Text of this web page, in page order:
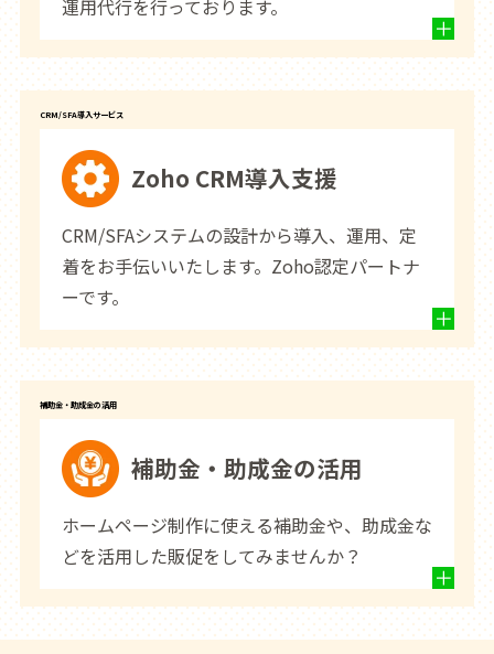
運用代行を行っております。
CRM/SFA導入サービス
Zoho CRM導入支援
CRM/SFAシステムの設計から導入、運用、定
着をお手伝いいたします。Zoho認定パートナ
ーです。
補助金・助成金の活用
補助金・助成金の活用
ホームページ制作に使える補助金や、助成金な
どを活用した販促をしてみませんか？